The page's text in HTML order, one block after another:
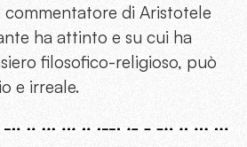
commentatore di Aristotele
ha attinto e su cui ha
filosofico-religioso, può
e irreale.